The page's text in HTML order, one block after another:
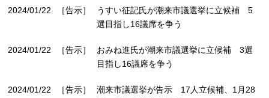
2024/01/22 ［告示］
うすい征記氏が潮来市議選挙に立候補 5
選目指し16議席を争う
2024/01/22 ［告示］
おみね進氏が潮来市議選挙に立候補 3選
目指し16議席を争う
2024/01/22 ［告示］
潮来市議選挙が告示 17人立候補、1月28